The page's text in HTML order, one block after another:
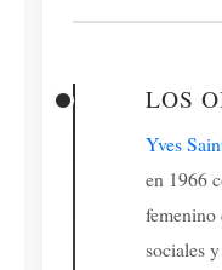
LOS
Yves
en 1966
femenino
sociales